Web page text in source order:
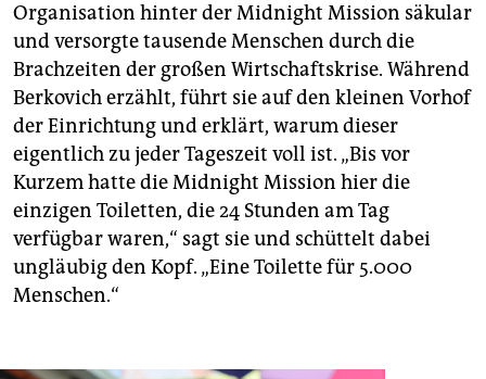
Organisation hinter der Midnight Mission säkular
und versorgte tausende Menschen durch die
Brachzeiten der großen Wirtschaftskrise. Während
Berkovich erzählt, führt sie auf den kleinen Vorhof
der Einrichtung und erklärt, warum dieser
eigentlich zu jeder Tageszeit voll ist. „Bis vor
Kurzem hatte die Midnight Mission hier die
einzigen Toi­letten, die 24 Stunden am Tag
verfügbar waren,“ sagt sie und schüttelt dabei
ungläubig den Kopf. „Eine Toilette für 5.000
Menschen.“